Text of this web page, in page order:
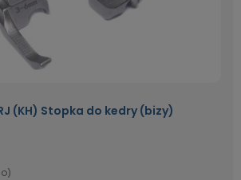
(KH) Stopka do kedry (bizy)